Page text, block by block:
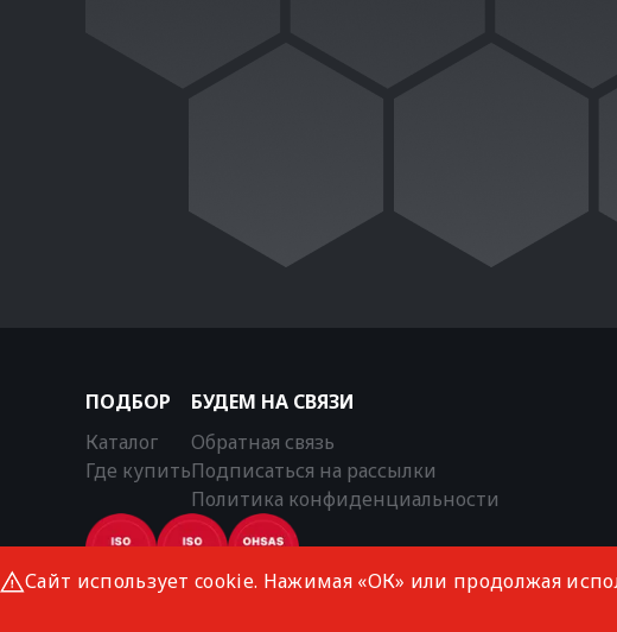
ПОДБОР
Каталог
Где купить
БУДЕМ НА СВЯЗИ
Обратная связь
Подписаться на рассылки
Политика конфиденциальности
Сайт использует cookie. Нажимая «ОК» или продолжая